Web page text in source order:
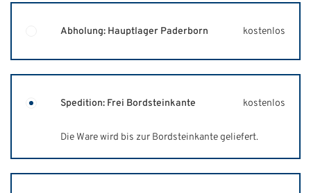
Abholung: Hauptlager Paderborn kostenlos
Spedition: Frei Bordsteinkante kostenlos
Die Ware wird bis zur Bordsteinkante geliefert.